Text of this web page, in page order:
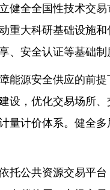
健全全国性技术交
重大科研基础设施
安全认证等基础
能源安全供应的前
设，优化交易场所
量计价体系。健全
托公共资源交易平